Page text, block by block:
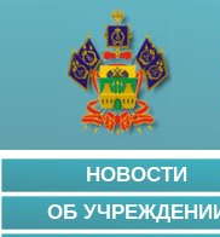
НОВОСТИ
ОБ